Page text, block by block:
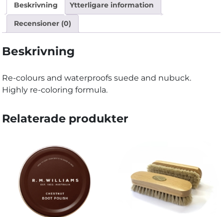
Beskrivning Ytterligare information
Recensioner (0)
Beskrivning
Re-colours and waterproofs suede and nubuck.
Highly re-coloring formula.
Relaterade produkter